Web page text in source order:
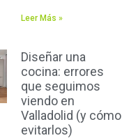
Leer Más »
Diseñar una
cocina: errores
que seguimos
viendo en
Valladolid (y cómo
evitarlos)